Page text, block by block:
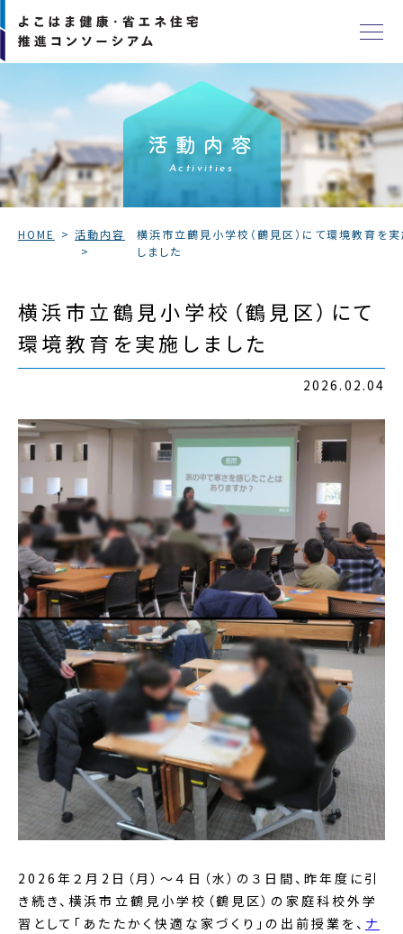
活動内容
Activities
HOME 活動内容
横浜市立鶴見小学校（鶴見区）にて環境教育を
しました
横浜市立鶴見小学校（鶴見区）にて
環境教育を実施しました
2026.02.04
2026年２月2日（月）～４日（水）の３日間、昨年度に引
き続き、横浜市立鶴見小学校（鶴見区）の家庭科校外学
習として「あたたかく快適な家づくり」の出前授業を、 ナ